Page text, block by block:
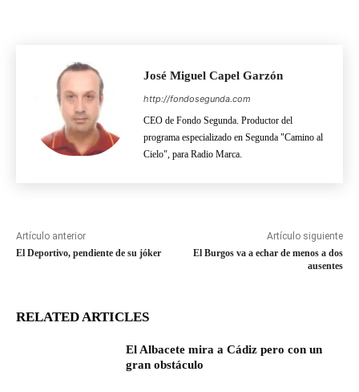
José Miguel Capel Garzón
http://fondosegunda.com
CEO de Fondo Segunda. Productor del
programa especializado en Segunda "Camino al
Cielo", para Radio Marca.
Artículo anterior
El Deportivo, pendiente de su jóker
Artículo siguiente
El Burgos va a echar de menos a dos
ausentes
RELATED ARTICLES
El Albacete mira a Cádiz pero con un
gran obstáculo